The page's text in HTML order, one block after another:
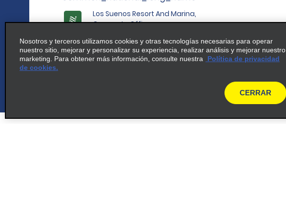
Los Suenos Resort And Marina,
Corporate Office
Nosotros y terceros utilizamos cookies y otras tecnologías necesarias para operar
nuestro sitio, mejorar y personalizar su experiencia, realizar análisis y mejorar nuestro
marketing. Para obtener más información, consulte nuestra
Política de privacidad
de cookies.
CERRAR